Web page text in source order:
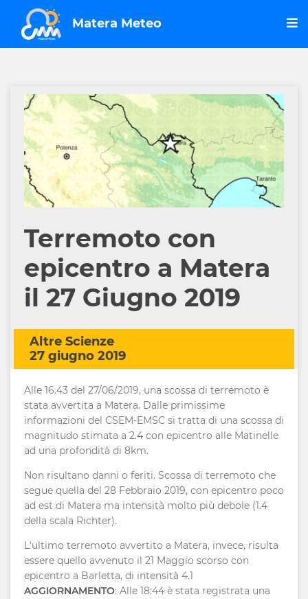
Matera Meteo
Terremoto con
epicentro a Matera
il 27 Giugno 2019
Altre Scienze
27 giugno 2019
Alle 16.43 del 27/06/2019, una scossa di terremoto è
stata avvertita a Matera. Dalle primissime
informazioni del CSEM-EMSC si tratta di una scossa di
magnitudo stimata a 2.4 con epicentro alle Matinelle
ad una profondità di 8km.
Non risultano danni o feriti. Scossa di terremoto che
segue quella del 28 Febbraio 2019, con epicentro poco
ad est di Matera ma intensità molto più debole (1.4
della scala Richter).
L'ultimo terremoto avvertito a Matera, invece, risulta
essere quello avvenuto il 21 Maggio scorso con
epicentro a Barletta, di intensità 4.1
AGGIORNAMENTO: Alle 18:44 è stata registrata una